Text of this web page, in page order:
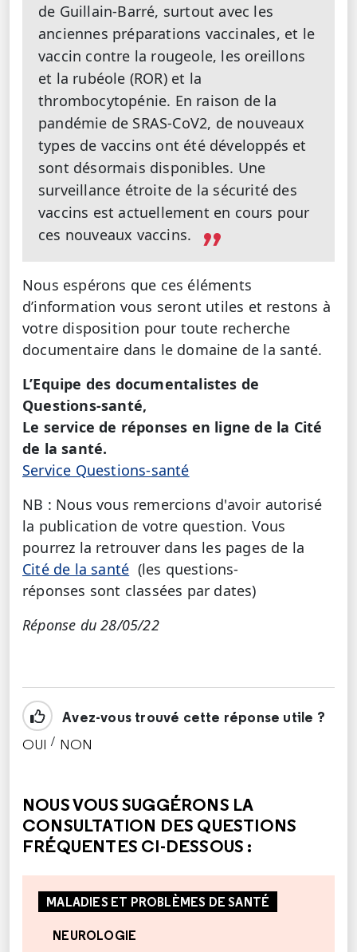
de Guillain-Barré, surtout avec les
anciennes préparations vaccinales, et le
vaccin contre la rougeole, les oreillons
et la rubéole (ROR) et la
thrombocytopénie. En raison de la
pandémie de SRAS-CoV2, de nouveaux
types de vaccins ont été développés et
sont désormais disponibles. Une
surveillance étroite de la sécurité des
vaccins est actuellement en cours pour
ces nouveaux vaccins.
Nous espérons que ces éléments
d’information vous seront utiles et restons à
votre disposition pour toute recherche
documentaire dans le domaine de la santé.
L’Equipe des documentalistes de
Questions-santé,
Le service de réponses en ligne de la Cité
de la santé.
Service Questions-santé
NB : Nous vous remercions d'avoir autorisé
la publication de votre question. Vous
pourrez la retrouver dans les pages de la
Cité de la santé (les questions-
réponses sont classées par dates)
Réponse du 28/05/22
Avez-vous trouvé cette réponse utile ?
OUI / NON
NOUS VOUS SUGGÉRONS LA
CONSULTATION DES QUESTIONS
FRÉQUENTES CI-DESSOUS :
MALADIES ET PROBLÈMES DE SANTÉ
NEUROLOGIE